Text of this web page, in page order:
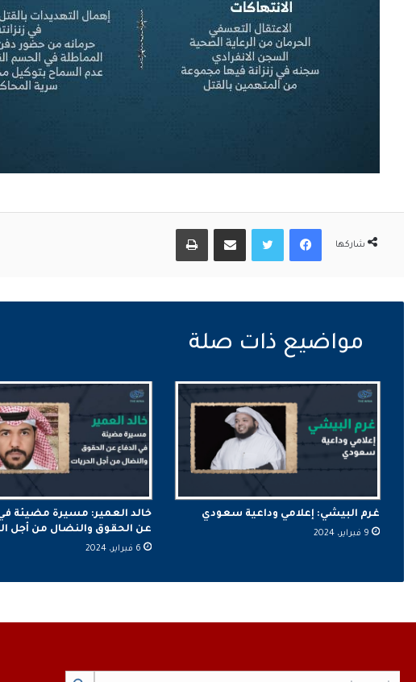
شاركها
فيسبوكتويتر مشاركة عبر البريد طباعة
غرم البيشي: إعلامي وداعية سعودي
9 فبراير، 2024
خالد العمير: مسيرة مضيئة في
عن الحقوق والنضال من أجل
6 فبراير، 2024
Search
Search Button